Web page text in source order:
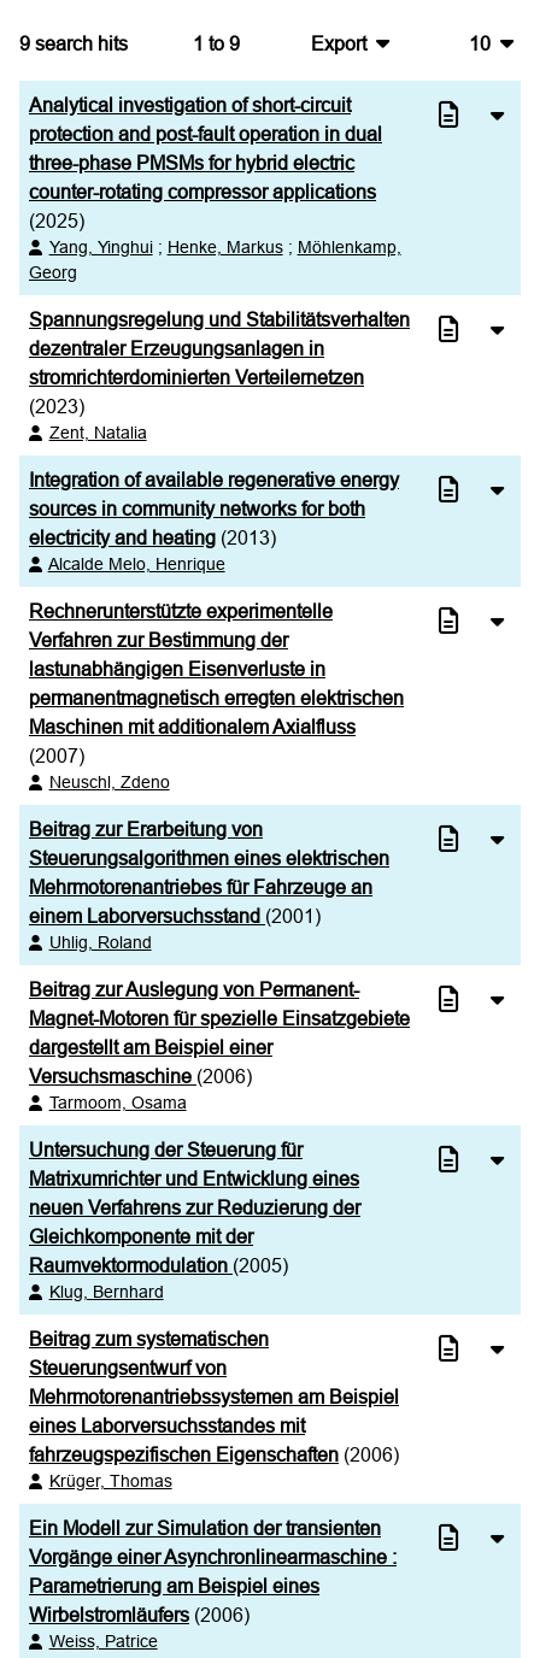
9 search hits 1 to 9
Export
BibTeX
CSV
RIS
10
10
Analytical investigation of short-circuit
protection and post-fault operation in dual
three-phase PMSMs for hybrid electric
counter-rotating compressor applications
(2025)
Yang, Yinghui; Henke, Markus; Möhlenkamp,
Georg
Spannungsregelung und Stabilitätsverhalten
dezentraler Erzeugungsanlagen in
stromrichterdominierten Verteilernetzen
(2023)
Zent, Natalia
Integration of available regenerative energy
sources in community networks for both
electricity and heating (2013)
Alcalde Melo, Henrique
Rechnerunterstützte experimentelle
Verfahren zur Bestimmung der
lastunabhängigen Eisenverluste in
permanentmagnetisch erregten elektrischen
Maschinen mit additionalem Axialfluss
(2007)
Neuschl, Zdeno
Beitrag zur Erarbeitung von
Steuerungsalgorithmen eines elektrischen
Mehrmotorenantriebes für Fahrzeuge an
einem Laborversuchsstand (2001)
Uhlig, Roland
Beitrag zur Auslegung von Permanent-
Magnet-Motoren für spezielle Einsatzgebiete
dargestellt am Beispiel einer
Versuchsmaschine (2006)
Tarmoom, Osama
Untersuchung der Steuerung für
Matrixumrichter und Entwicklung eines
neuen Verfahrens zur Reduzierung der
Gleichkomponente mit der
Raumvektormodulation (2005)
Klug, Bernhard
Beitrag zum systematischen
Steuerungsentwurf von
Mehrmotorenantriebssystemen am Beispiel
eines Laborversuchsstandes mit
fahrzeugspezifischen Eigenschaften (2006)
Krüger, Thomas
Ein Modell zur Simulation der transienten
Vorgänge einer Asynchronlinearmaschine :
Parametrierung am Beispiel eines
Wirbelstromläufers (2006)
Weiss, Patrice